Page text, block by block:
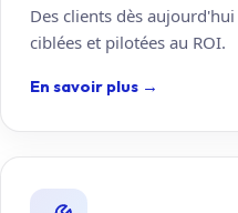
Des clients dès
ciblées et pilotées au ROI.
En savoir plus →